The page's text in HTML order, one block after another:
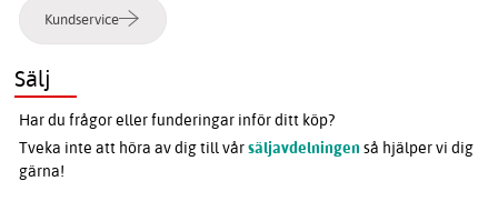
Kundservice
Sälj
Har du frågor eller funderingar inför ditt köp?
Tveka inte att höra av dig till vårsäljavdelningen så hjälper vi dig
gärna!